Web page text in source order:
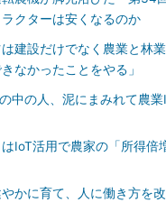
クターは安くなるのか
は建設だけでなく農業と林
なかったことをやる」
中の人、泥にまみれて農
IoT活用で農家の「所得倍
やかに育て、人に働き方を